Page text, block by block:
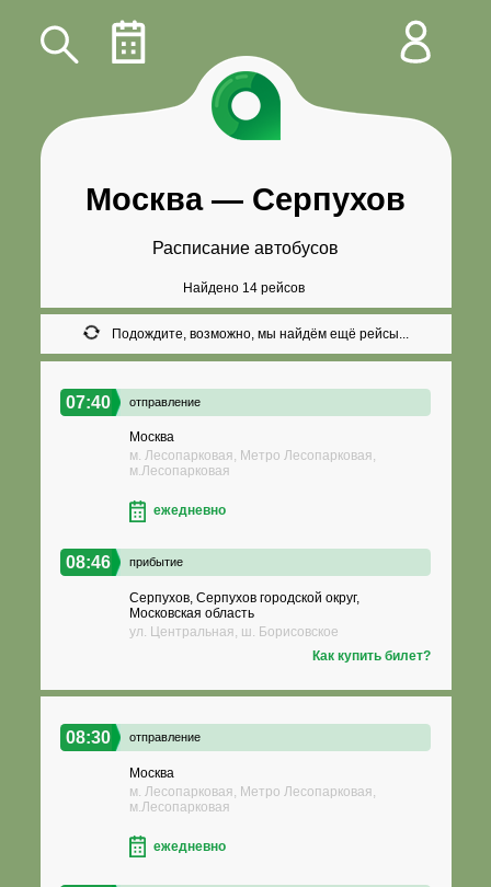
Москва— Серпухов
Расписание автобусов
Найдено 14 рейсов
Подождите, возможно, мы найдём ещё рейсы...
07:40 отправление
Москва
м. Лесопарковая, Метро Лесопарковая,
м.Лесопарковая
ежедневно
08:46 прибытие
Серпухов, Серпухов городской округ,
Московская область
ул. Центральная, ш. Борисовское
Как купить билет?
08:30 отправление
Москва
м. Лесопарковая, Метро Лесопарковая,
м.Лесопарковая
ежедневно